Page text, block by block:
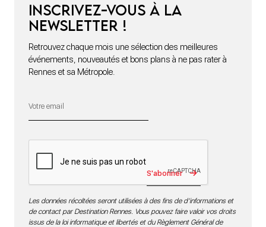
Inscrivez-vous à la
newsletter !
Retrouvez chaque mois une sélection des meilleures
événements, nouveautés et bons plans à ne pas rater à
Rennes et sa Métropole.
S'abonner
Les données récoltées seront utilisées à des fins de d’informations et
de contact par Destination Rennes. Vous pouvez faire valoir vos droits
issus de la loi informatique et libertés et du Règlement Général de